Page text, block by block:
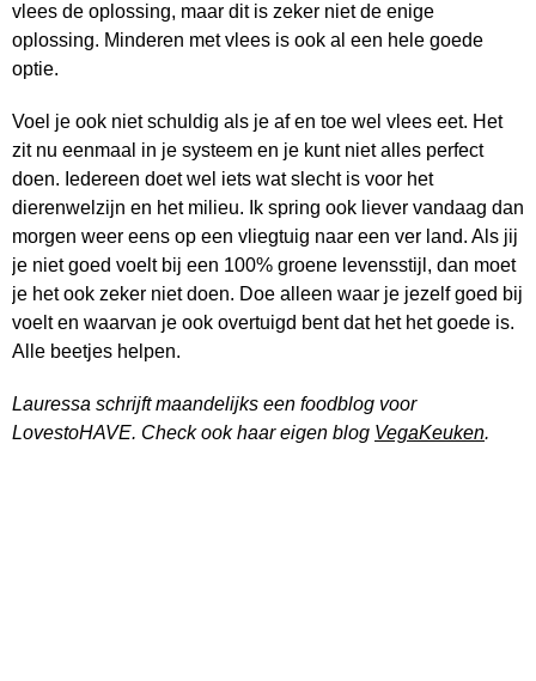
vlees de oplossing, maar dit is zeker niet de enige
oplossing. Minderen met vlees is ook al een hele goede
optie.
Voel je ook niet schuldig als je af en toe wel vlees eet. Het
zit nu eenmaal in je systeem en je kunt niet alles perfect
doen. Iedereen doet wel iets wat slecht is voor het
dierenwelzijn en het milieu. Ik spring ook liever vandaag dan
morgen weer eens op een vliegtuig naar een ver land. Als jij
je niet goed voelt bij een 100% groene levensstijl, dan moet
je het ook zeker niet doen. Doe alleen waar je jezelf goed bij
voelt en waarvan je ook overtuigd bent dat het het goede is.
Alle beetjes helpen.
Lauressa schrijft maandelijks een foodblog voor
LovestoHAVE. Check ook haar eigen blog VegaKeuken.